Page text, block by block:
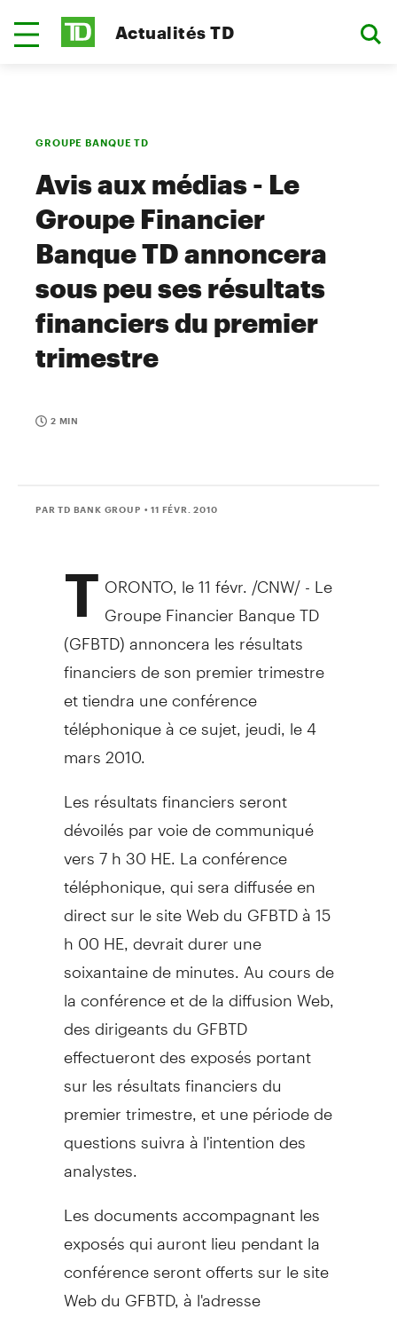
Actualités TD
GROUPE BANQUE TD
Avis aux médias - Le
Groupe Financier
Banque TD annoncera
sous peu ses résultats
financiers du premier
trimestre
2 MIN
PAR TD BANK GROUP • 11 FÉVR. 2010
T ORONTO, le 11 févr. /CNW/ - Le
Groupe Financier Banque TD
(GFBTD) annoncera les résultats
financiers de son premier trimestre
et tiendra une conférence
téléphonique à ce sujet, jeudi, le 4
mars 2010.
Les résultats financiers seront
dévoilés par voie de communiqué
vers 7 h 30 HE. La conférence
téléphonique, qui sera diffusée en
direct sur le site Web du GFBTD à 15
h 00 HE, devrait durer une
soixantaine de minutes. Au cours de
la conférence et de la diffusion Web,
des dirigeants du GFBTD
effectueront des exposés portant
sur les résultats financiers du
premier trimestre, et une période de
questions suivra à l'intention des
analystes.
Les documents accompagnant les
exposés qui auront lieu pendant la
conférence seront offerts sur le site
Web du GFBTD, à l'adresse